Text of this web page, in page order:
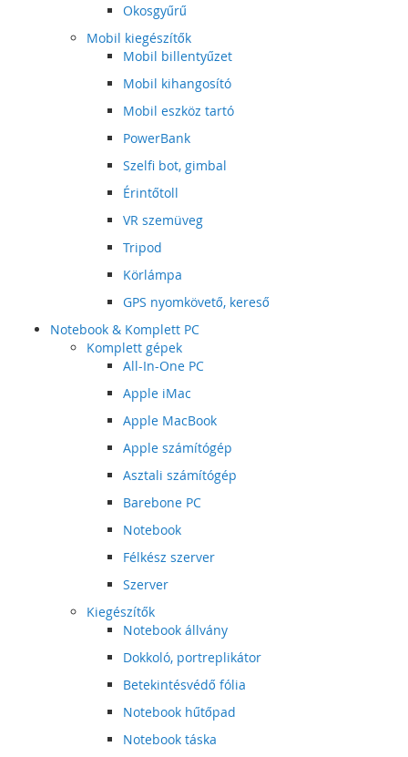
Okosgyűrű
Mobil kiegészítők
Mobil billentyűzet
Mobil kihangosító
Mobil eszköz tartó
PowerBank
Szelfi bot, gimbal
Érintőtoll
VR szemüveg
Tripod
Körlámpa
GPS nyomkövető, kereső
Notebook & Komplett PC
Komplett gépek
All-In-One PC
Apple iMac
Apple MacBook
Apple számítógép
Asztali számítógép
Barebone PC
Notebook
Félkész szerver
Szerver
Kiegészítők
Notebook állvány
Dokkoló, portreplikátor
Betekintésvédő fólia
Notebook hűtőpad
Notebook táska